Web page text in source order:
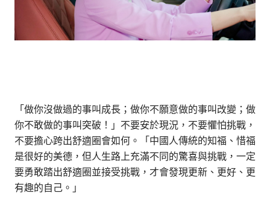
「做你沒做過的事叫成長；做你不願意做的事叫改變；做
你不敢做的事叫突破！」不要安於現況，不要懼怕挑戰，
不要擔心跨出舒適圈會如何。「中國人傳統的知福、惜福
是很好的美德，但人生路上充滿不同的驚喜與挑戰，一定
要勇敢踏出舒適圈並接受挑戰，才會發現更新、更好、更
有趣的自己。」